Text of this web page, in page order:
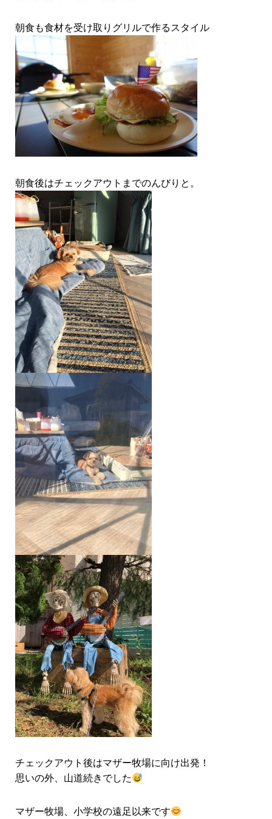
朝食も食材を受け取りグリルで作るスタイル
朝食後はチェックアウトまでのんびりと。
チェックアウト後はマザー牧場に向け出発！
思いの外、山道続きでした
マザー牧場、小学校の遠足以来です